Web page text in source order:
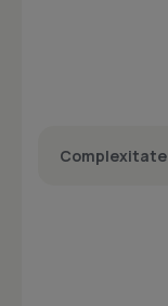
Complexitate